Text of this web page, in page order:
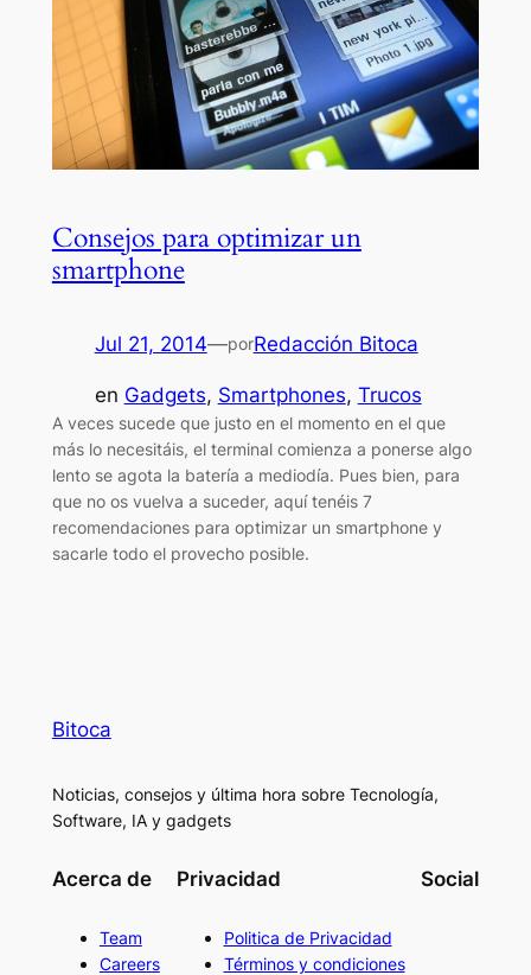
Consejos para optimizar un
smartphone
Jul 21, 2014—porRedacción Bitoca
en Gadgets, Smartphones, Trucos
A veces sucede que justo en el momento en el que
más lo necesitáis, el terminal comienza a ponerse algo
lento se agota la batería a mediodía. Pues bien, para
que no os vuelva a suceder, aquí tenéis 7
recomendaciones para optimizar un smartphone y
sacarle todo el provecho posible.
Bitoca
Noticias, consejos y última hora sobre Tecnología,
Software, IA y gadgets
Acerca de
Team
Careers
Privacidad
Politica de Privacidad
Términos y condiciones
Social